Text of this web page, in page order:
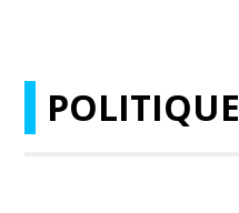
POLITIQUE